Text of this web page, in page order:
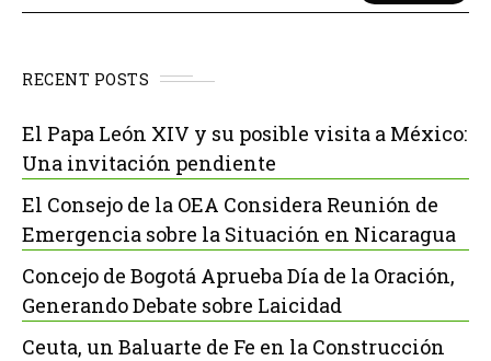
RECENT POSTS
El Papa León XIV y su posible visita a México:
Una invitación pendiente
El Consejo de la OEA Considera Reunión de
Emergencia sobre la Situación en Nicaragua
Concejo de Bogotá Aprueba Día de la Oración,
Generando Debate sobre Laicidad
Ceuta, un Baluarte de Fe en la Construcción